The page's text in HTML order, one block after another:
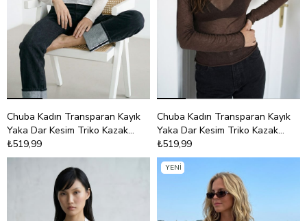
Chuba Kadın Transparan Kayık
Yaka Dar Kesim Triko Kazak
Beyaz 26S3045
₺519,99
Chuba Kadın Transparan Kayık
Yaka Dar Kesim Triko Kazak
Kahve 26S3045
₺519,99
YENI ÜRÜN